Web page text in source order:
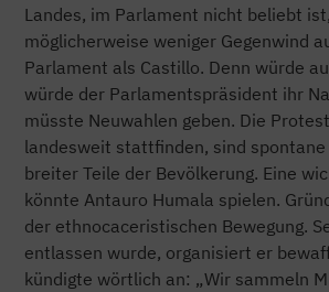
Landes, im Parlament nicht beliebt
möglicherweise weniger Gegenwind
Parlament als Castillo. Denn würde
würde der Parlamentspräsident ihr
müsste Neuwahlen geben. Die
landesweit stattfinden, sind spontane
breiter Teile der Bevölkerung. Eine
könnte Antauro Humala spielen.
der ethnocaceristischen Bewegung.
entlassen wurde, organisiert er
kündigte wörtlich an: „Wir sammeln